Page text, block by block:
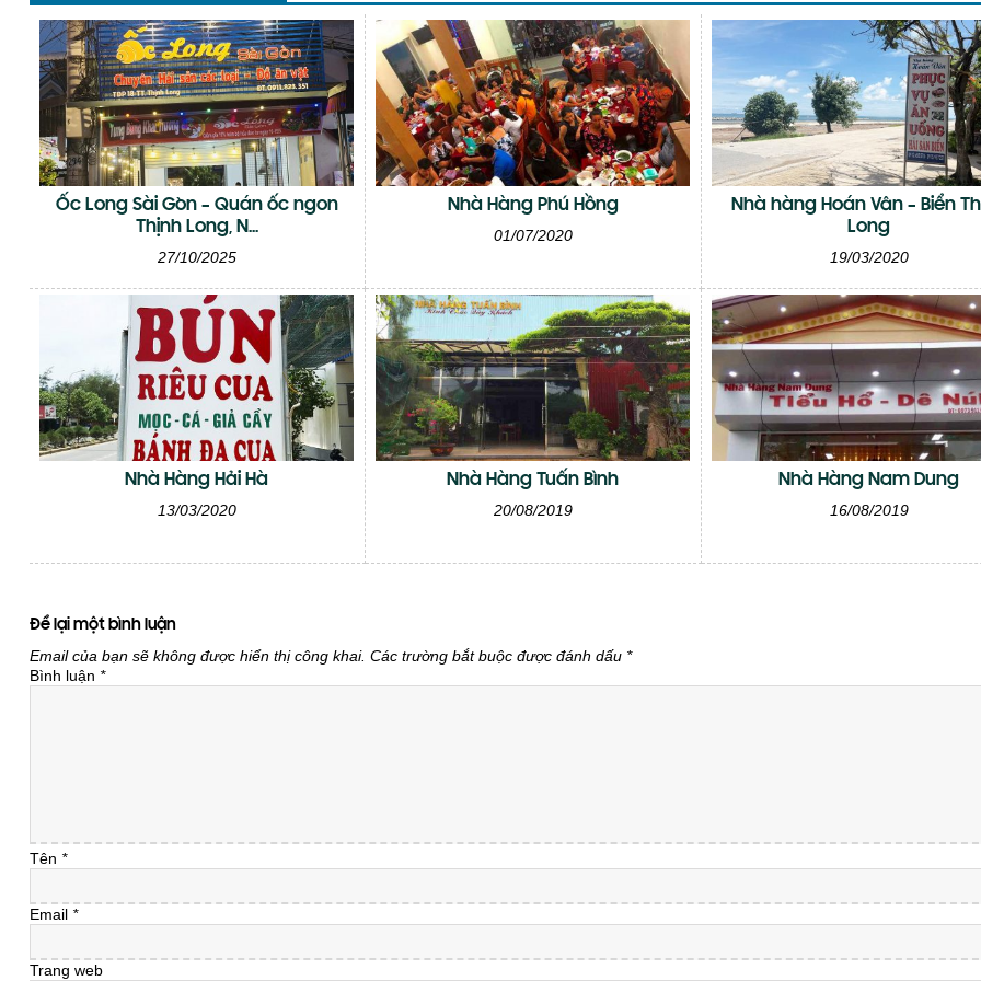
Ốc Long Sài Gòn – Quán ốc ngon
Thịnh Long, N...
27/10/2025
Nhà Hàng Phú Hồng
01/07/2020
Nhà hàng Hoán Vân – Biển
Long
19/03/2020
Nhà Hàng Hải Hà
13/03/2020
Nhà Hàng Tuấn Bình
20/08/2019
Nhà Hàng Nam Dung
16/08/2019
Để lại một bình luận
Email của bạn sẽ không được hiển thị công khai. Các trường bắt buộc được đánh dấu *
Bình luận *
Tên *
Email *
Trang web